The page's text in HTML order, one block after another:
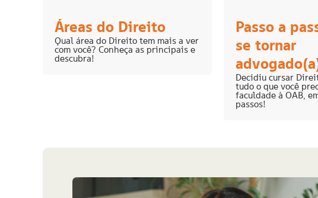
Áreas do Direito
Qual área do Direito tem mais a ver
com você? Conheça as principais e
descubra!
Passo a
se tornar
Decidiu cursar
tudo o que você
faculdade à OAB,
passos!